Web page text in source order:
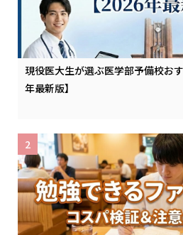
現役医大生が選ぶ医学部予備校お
年最新版】
2